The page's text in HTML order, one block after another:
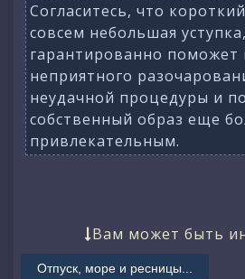
Согласитесь, что
совсем небольшая
гарантированно поможет
неприятного
неудачной процедуры и
собственный образ еще
привлекательным.
Вам может быть
Отпуск, море и ресницы...